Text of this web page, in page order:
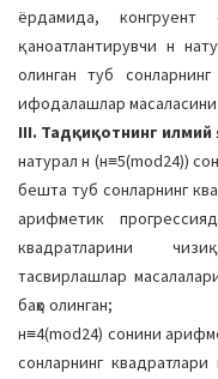
ёрдамида, конгруент
қаноатлантирувчи н
олинган туб
ифодалашлар
III. Тадқиқотнинг
натурал н (н≡5(mod24))
бешта туб сонларнинг
арифметик
квадратларини
тасвирлашлар
баҳо олинган;
н≡4(mod24) сонини
сонларнинг